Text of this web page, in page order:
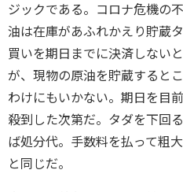
ジックである。コロナ危機の
油は在庫があふれかえり貯蔵
買いを期日までに決済しない
が、現物の原油を貯蔵すると
わけにもいかない。期日を目
殺到した次第だ。タダを下回
ば処分代。手数料を払って粗
と同じだ。